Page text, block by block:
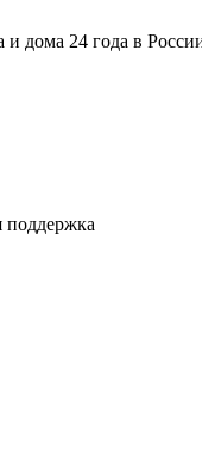
и дома 24 года в
поддержка